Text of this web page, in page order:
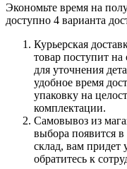
Экономьте время на
доступно 4 варианта
Курьерская
товар поступит на
для уточнения
удобное время
упаковку на
комплектации.
Самовывоз из
выбора появится в
склад, вам придет
обратитесь к